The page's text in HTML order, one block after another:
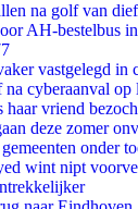
na golf van
AH-bestelbus
vastgelegd in
cyberaanval op
vriend
deze zomer
onder
wint nipt